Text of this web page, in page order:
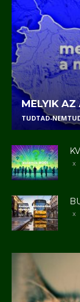
MELYIK
TUDTAD-